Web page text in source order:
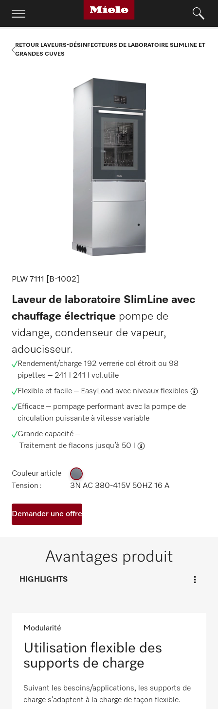
RETOUR LAVEURS-DÉSINFECTEURS DE LABORATOIRE SLIMLINE ET
GRANDES CUVES
PLW 7111 [B-1002]
Laveur de laboratoire SlimLine avec
chauffage électrique pompe de
vidange, condenseur de vapeur,
adoucisseur.
Rendement/charge 192 verrerie col étroit ou 98
pipettes – 241 l 241 l vol.utile
Flexible et facile – EasyLoad avec niveaux flexibles
Efficace – pompage performant avec la pompe de
circulation puissante à vitesse variable
Grande capacité –
Traitement de flacons jusqu’à 50 l
Couleur article
Tension :
3N AC 380-415V 50HZ 16 A
Demander une offre
Avantages produit
HIGHLIGHTS
Modularité
Utilisation flexible des
supports de charge
Suivant les besoins/applications, les supports de
charge s’adaptent à la charge de façon flexible.